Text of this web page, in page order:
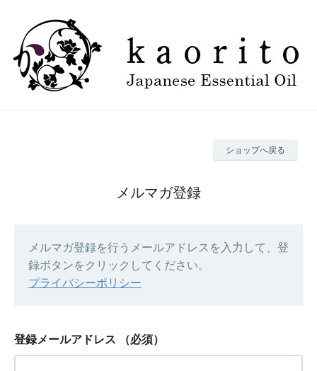
ショップへ戻る
メルマガ登録
メルマガ登録を行うメールアドレスを入力して、登
録ボタンをクリックしてください。
プライバシーポリシー
登録メールアドレス （必須）